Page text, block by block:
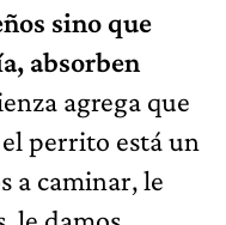
sino que
absorben
agrega que
perrito está un
a caminar, le